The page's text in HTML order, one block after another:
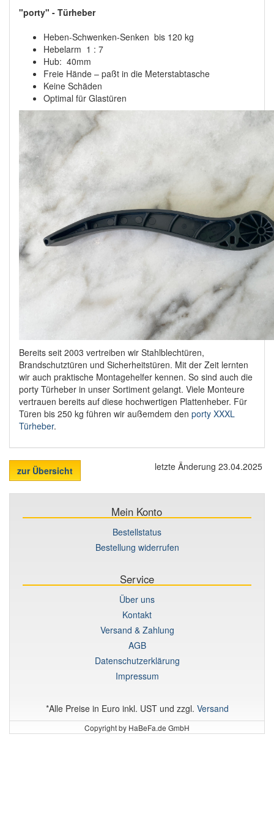
"porty" - Türheber
Heben-Schwenken-Senken bis 120 kg
Hebelarm 1 : 7
Hub: 40mm
Freie Hände – paßt in die Meterstabtasche
Keine Schäden
Optimal für Glastüren
Bereits seit 2003 vertreiben wir Stahlblechtüren,
Brandschutztüren und Sicherheitstüren. Mit der Zeit lernten
wir auch praktische Montagehelfer kennen. So sind auch die
porty Türheber in unser Sortiment gelangt. Viele Monteure
vertrauen bereits auf diese hochwertigen Plattenheber. Für
Türen bis 250 kg führen wir außemdem den porty XXXL
Türheber.
zur Übersicht letzte Änderung 23.04.2025
Mein Konto
Bestellstatus
Bestellung widerrufen
Service
Über uns
Kontakt
Versand & Zahlung
AGB
Datenschutzerklärung
Impressum
*Alle Preise in Euro inkl. UST und zzgl. Versand
Copyright by HaBeFa.de GmbH